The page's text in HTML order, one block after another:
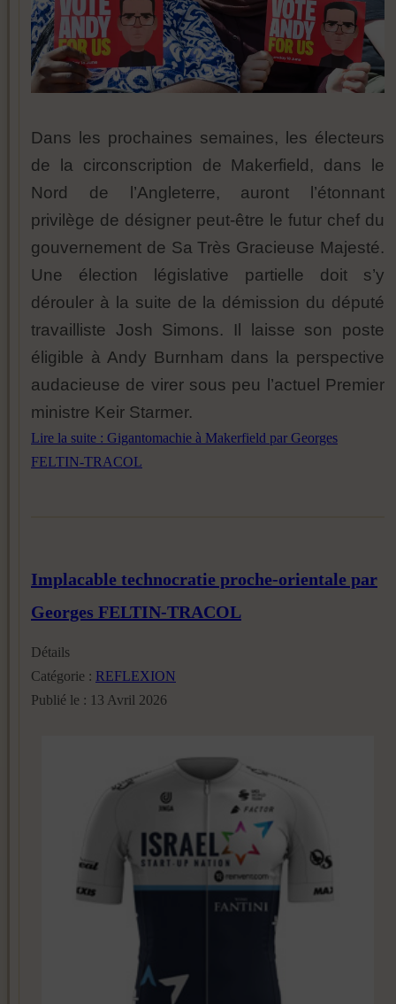
Dans les prochaines semaines, les électeurs
de la circonscription de Makerfield, dans le
Nord de l’Angleterre, auront l’étonnant
privilège de désigner peut-être le futur chef du
gouvernement de Sa Très Gracieuse Majesté.
Une élection législative partielle doit s’y
dérouler à la suite de la démission du député
travailliste Josh Simons. Il laisse son poste
éligible à Andy Burnham dans la perspective
audacieuse de virer sous peu l’actuel Premier
ministre Keir Starmer.
Lire la suite : Gigantomachie à Makerfield par Georges
FELTIN-TRACOL
Implacable technocratie proche-orientale par
Georges FELTIN-TRACOL
Détails
Catégorie : REFLEXION
Publié le : 13 Avril 2026